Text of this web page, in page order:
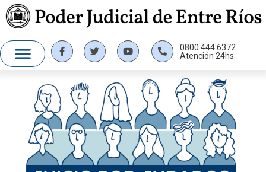
0800 444 6372
Atención 24hs.